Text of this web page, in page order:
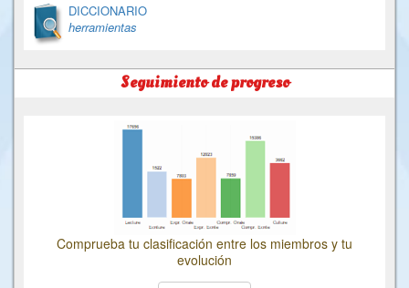
DICCIONARIO
herramientas
Seguimiento de progreso
Comprueba tu clasificación entre los miembros y tu
evolución